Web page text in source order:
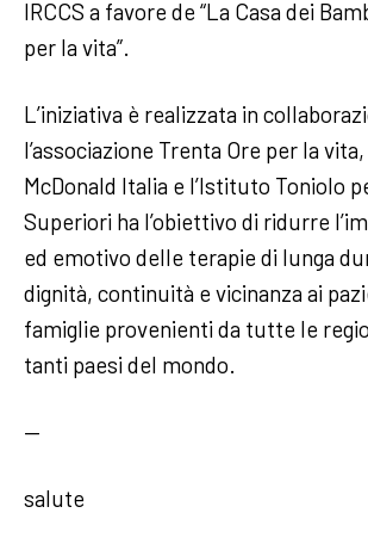
IRCCS a favore de “La Casa dei
per la vita”.
L’iniziativa è realizzata in
l’associazione Trenta Ore per la
McDonald Italia e l’Istituto Toniolo
Superiori ha l’obiettivo di ridurre
ed emotivo delle terapie di lunga
dignità, continuità e vicinanza ai
famiglie provenienti da tutte le
tanti paesi del mondo.
—
salute